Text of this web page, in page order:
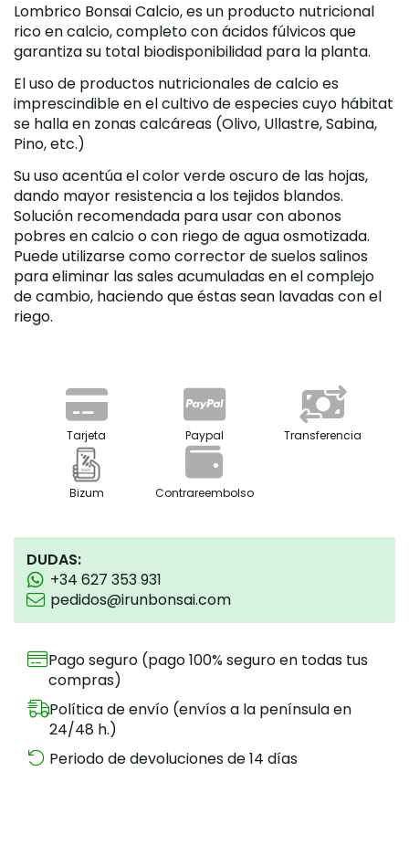
Lombrico Bonsai Calcio, es un producto nutricional
rico en calcio, completo con ácidos fúlvicos que
garantiza su total biodisponibilidad para la planta.
El uso de productos nutricionales de calcio es
imprescindible en el cultivo de especies cuyo hábitat
se halla en zonas calcáreas (Olivo, Ullastre, Sabina,
Pino, etc.)
Su uso acentúa el color verde oscuro de las hojas,
dando mayor resistencia a los tejidos blandos.
Solución recomendada para usar con abonos
pobres en calcio o con riego de agua osmotizada.
Puede utilizarse como corrector de suelos salinos
para eliminar las sales acumuladas en el complejo
de cambio, haciendo que éstas sean lavadas con el
riego.
Tarjeta Paypal Transferencia
Bizum Contrareembolso
DUDAS:
+34 627 353 931
pedidos@irunbonsai.com
Pago seguro (pago 100% seguro en todas tus
compras)
Política de envío (envíos a la península en
24/48 h.)
Periodo de devoluciones de 14 días